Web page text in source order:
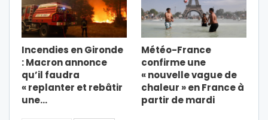
Incendies en Gironde
: Macron annonce
qu’il faudra
« replanter et rebâtir
une…
Météo-France
confirme une
« nouvelle vague de
chaleur » en France à
partir de mardi